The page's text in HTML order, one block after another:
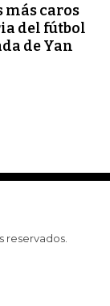
más caros
del fútbol
de Yan
reservados.